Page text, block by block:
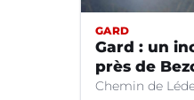
GARD
Gard : un
près de
Chemin de